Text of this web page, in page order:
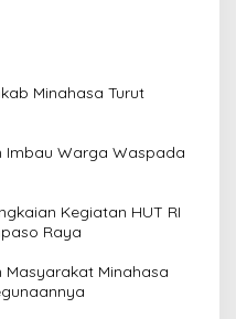
Minahasa Turut
Imbau Warga Waspada
Kegiatan HUT RI
Raya
Minahasa